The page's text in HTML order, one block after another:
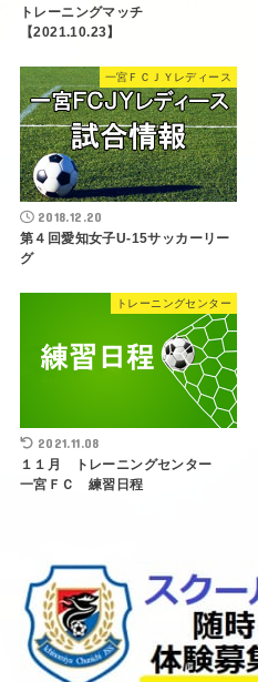
トレーニングマッチ
【2021.10.23】
一宮ＦＣＪＹレディース
2018.12.20
第４回愛知女子U-15サッカーリー
グ
トレーニングセンター
2021.11.08
１１月 トレーニングセンター
一宮ＦＣ 練習日程